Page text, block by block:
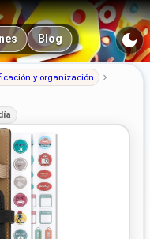
Blog
y organización